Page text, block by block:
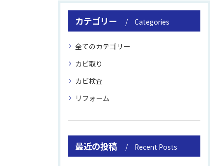
カテゴリー Categories
全てのカテゴリー
カビ取り
カビ検査
リフォーム
最近の投稿 Recent Posts